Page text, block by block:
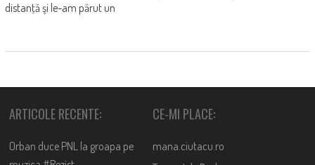
distanţă şi le-am părut un
ARTICOLE RECENTE:
Orban duce PNL la groapa pe
CE-MI PLACE:
mana.ciutacu.ro